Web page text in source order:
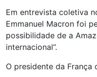
Em entrevista coletiva
Emmanuel Macron foi
possibilidade de a
internacional”.
O presidente da França